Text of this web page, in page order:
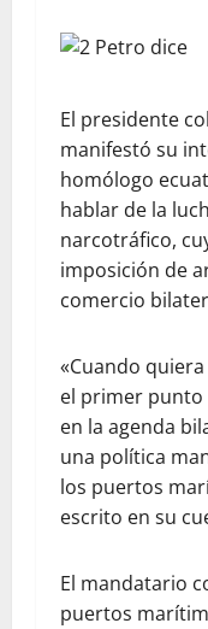
El presidente
manifestó su
homólogo
hablar de la
narcotráfico,
imposición de
comercio
«Cuando
el primer punto
en la agenda
una política
los puertos
escrito en su
El mandatario
puertos